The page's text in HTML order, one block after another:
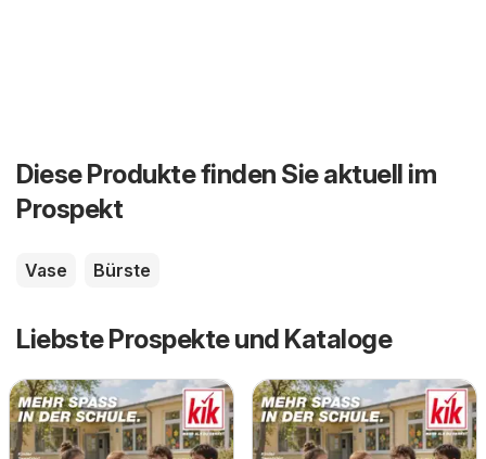
Diese Produkte finden Sie aktuell im
Prospekt
Vase Bürste
Liebste Prospekte und Kataloge